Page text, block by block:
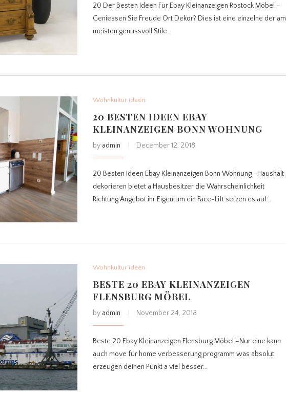
20 Der Besten Ideen Für Ebay Kleinanzeigen Rostock Möbel –
Geniessen Sie Freude Ort Dekor? Dies ist eine einzelne der am
meisten genussvoll Stile…
Wohnkultur ideen
20 BESTEN IDEEN EBAY
KLEINANZEIGEN BONN WOHNUNG
by admin December 12, 2018
20 Besten Ideen Ebay Kleinanzeigen Bonn Wohnung –Haushalt
dekorieren bietet a Hausbesitzer die Wahrscheinlichkeit
Richtung Angebot ihr Eigentum ein Face-Lift setzen es auf…
Wohnkultur ideen
BESTE 20 EBAY KLEINANZEIGEN
FLENSBURG MÖBEL
by admin November 24, 2018
Beste 20 Ebay Kleinanzeigen Flensburg Möbel –Nur eine kann
auch move für home verbesserung programm was absolut
erzeugen deinen Punkt a viel besser…